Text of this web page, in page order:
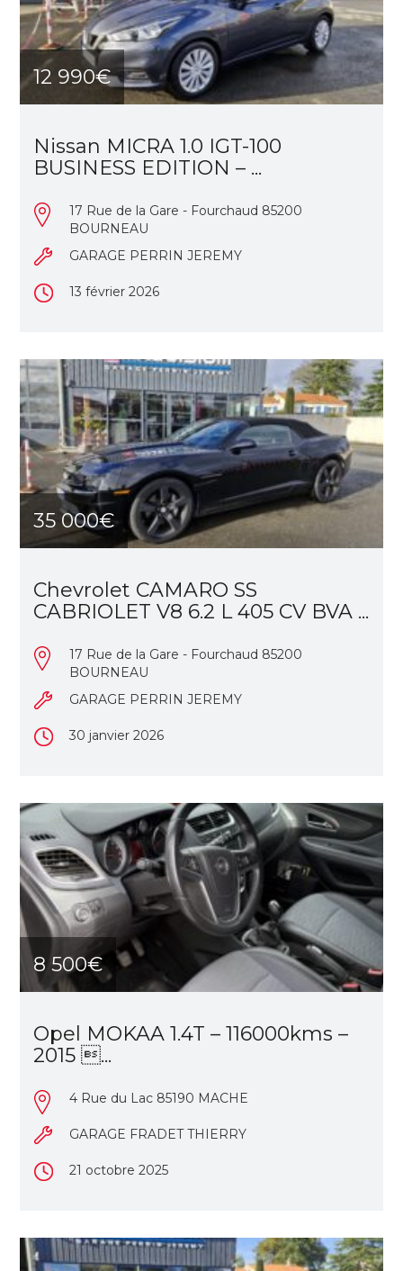
12 990€
Nissan MICRA 1.0 IGT-100
BUSINESS EDITION – ...
17 Rue de la Gare - Fourchaud 85200
BOURNEAU
GARAGE PERRIN JEREMY
13 février 2026
35 000€
Chevrolet CAMARO SS
CABRIOLET V8 6.2 L 405 CV BVA ...
17 Rue de la Gare - Fourchaud 85200
BOURNEAU
GARAGE PERRIN JEREMY
30 janvier 2026
8 500€
Opel MOKAA 1.4T – 116000kms –
2015 ...
4 Rue du Lac 85190 MACHE
GARAGE FRADET THIERRY
21 octobre 2025